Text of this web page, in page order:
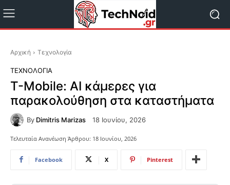
Αρχική Τεχνολογία
ΤΕΧΝΟΛΟΓΊΑ
T-Mobile: AI κάμερες για
παρακολούθηση στα καταστήματα
By Dimitris Marizas 18 Ιουνίου, 2026
Τελευταία Ανανέωση Άρθρου: 18 Ιουνίου, 2026
Facebook X Pinterest